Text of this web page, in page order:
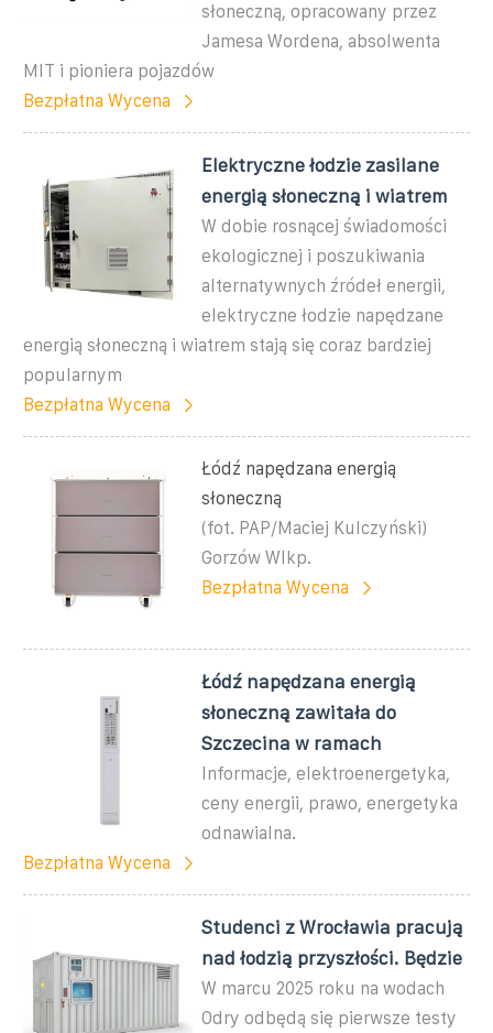
słoneczną, opracowany przez
Jamesa Wordena, absolwenta
MIT i pioniera pojazdów
Bezpłatna Wycena
Elektryczne łodzie zasilane
energią słoneczną i wiatrem
W dobie rosnącej świadomości
ekologicznej i poszukiwania
alternatywnych źródeł energii,
elektryczne łodzie napędzane
energią słoneczną i wiatrem stają się coraz bardziej
popularnym
Bezpłatna Wycena
Łódź napędzana energią
słoneczną
(fot. PAP/Maciej Kulczyński)
Gorzów Wlkp.
Bezpłatna Wycena
Łódź napędzana energią
słoneczną zawitała do
Szczecina w ramach
Informacje, elektroenergetyka,
ceny energii, prawo, energetyka
odnawialna.
Bezpłatna Wycena
Studenci z Wrocławia pracują
nad łodzią przyszłości. Będzie
W marcu 2025 roku na wodach
Odry odbędą się pierwsze testy